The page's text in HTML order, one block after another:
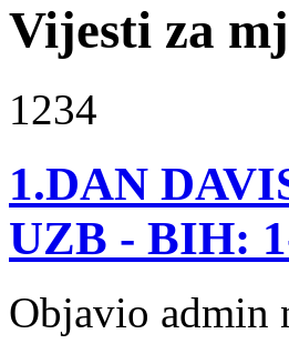
Vijesti za
1234
1.DAN
UZB - BIH:
Objavio admin